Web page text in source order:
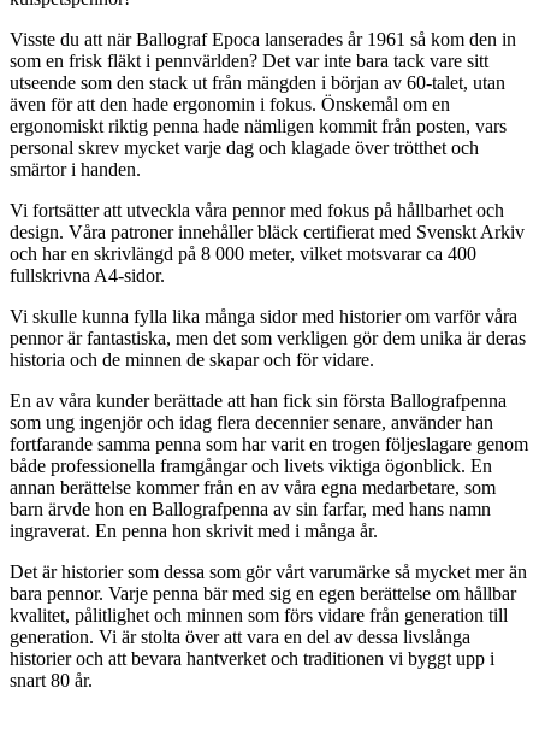
Visste du att när Ballograf Epoca lanserades år 1961 så kom den in
som en frisk fläkt i pennvärlden? Det var inte bara tack vare sitt
utseende som den stack ut från mängden i början av 60-talet, utan
även för att den hade ergonomin i fokus. Önskemål om en
ergonomiskt riktig penna hade nämligen kommit från posten, vars
personal skrev mycket varje dag och klagade över trötthet och
smärtor i handen.
Vi fortsätter att utveckla våra pennor med fokus på hållbarhet och
design. Våra patroner innehåller bläck certifierat med Svenskt Arkiv
och har en skrivlängd på 8 000 meter, vilket motsvarar ca 400
fullskrivna A4-sidor.
Vi skulle kunna fylla lika många sidor med historier om varför våra
pennor är fantastiska, men det som verkligen gör dem unika är deras
historia och de minnen de skapar och för vidare.
En av våra kunder berättade att han fick sin första Ballografpenna
som ung ingenjör och idag flera decennier senare, använder han
fortfarande samma penna som har varit en trogen följeslagare genom
både professionella framgångar och livets viktiga ögonblick. En
annan berättelse kommer från en av våra egna medarbetare, som
barn ärvde hon en Ballografpenna av sin farfar, med hans namn
ingraverat. En penna hon skrivit med i många år.
Det är historier som dessa som gör vårt varumärke så mycket mer än
bara pennor. Varje penna bär med sig en egen berättelse om hållbar
kvalitet, pålitlighet och minnen som förs vidare från generation till
generation. Vi är stolta över att vara en del av dessa livslånga
historier och att bevara hantverket och traditionen vi byggt upp i
snart 80 år.